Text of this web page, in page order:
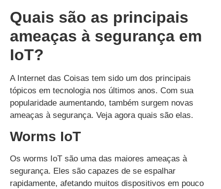
Quais são as principais
ameaças à segurança em
IoT?
A Internet das Coisas tem sido um dos principais
tópicos em tecnologia nos últimos anos. Com sua
popularidade aumentando, também surgem novas
ameaças à segurança. Veja agora quais são elas.
Worms IoT
Os worms IoT são uma das maiores ameaças à
segurança. Eles são capazes de se espalhar
rapidamente, afetando muitos dispositivos em pouco